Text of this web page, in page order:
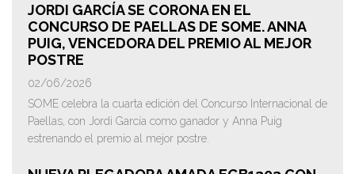
JORDI GARCÍA SE CORONA EN EL
CONCURSO DE PAELLAS DE SOME. ANNA
PUIG, VENCEDORA DEL PREMIO AL MEJOR
POSTRE
02/06/2026
SOME celebra la cuarta edición del Concurso Internacional de
Paellas, con Jordi García como ganador y Anna Puig
estrenando el premio al mejor postre.